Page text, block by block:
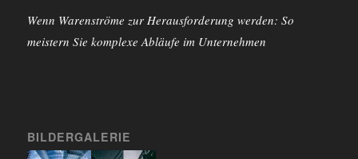
Wenn Warenströme zur Herausforderung werden: So
meistern Sie komplexe Abläufe im Unternehmen
BILDERGALERIE